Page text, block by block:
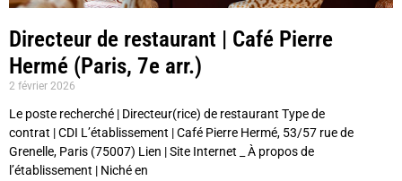
Directeur de restaurant | Café Pierre
Hermé (Paris, 7e arr.)
2 février 2026
Le poste recherché | Directeur(rice) de restaurant Type de
contrat | CDI L’établissement | Café Pierre Hermé, 53/57 rue de
Grenelle, Paris (75007) Lien | Site Internet _ À propos de
l’établissement | Niché en